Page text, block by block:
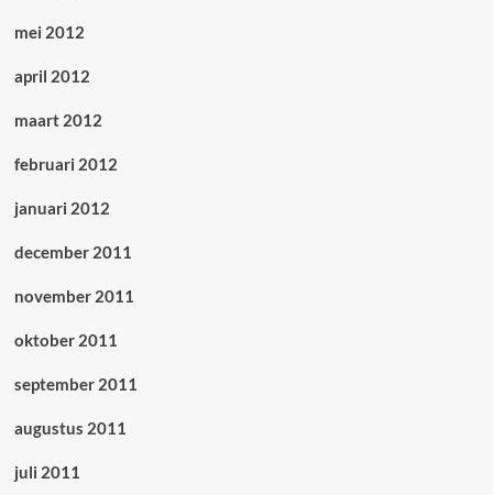
mei 2012
april 2012
maart 2012
februari 2012
januari 2012
december 2011
november 2011
oktober 2011
september 2011
augustus 2011
juli 2011